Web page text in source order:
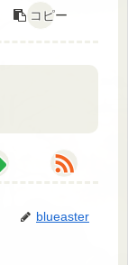
コピー
blueaster